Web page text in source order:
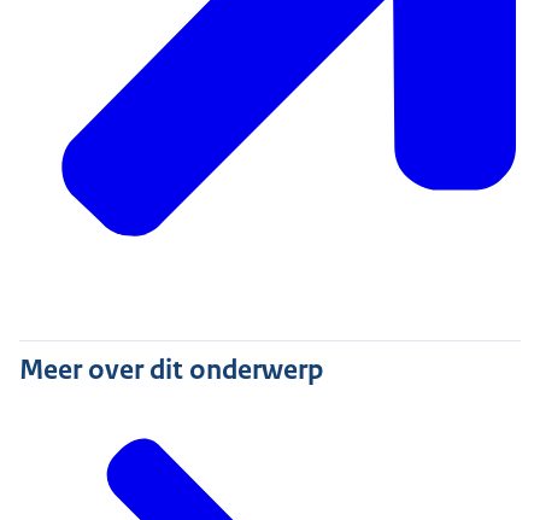
Meer over dit onderwerp